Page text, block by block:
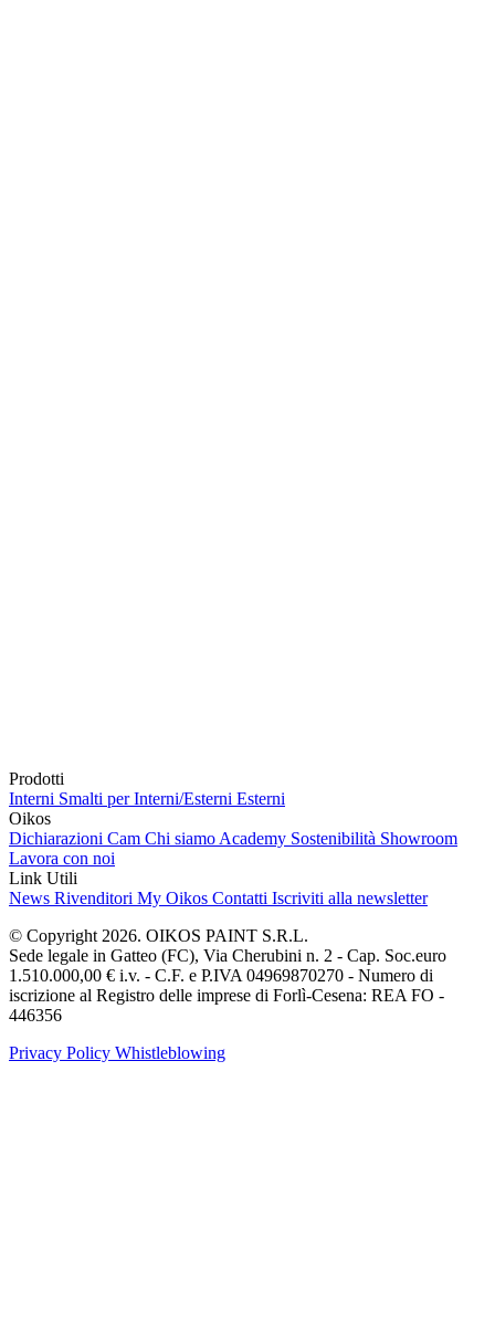
Prodotti
Interni Smalti per Interni/Esterni Esterni
Oikos
Dichiarazioni Cam Chi siamo Academy Sostenibilità Showroom
Lavora con noi
Link Utili
News Rivenditori My Oikos Contatti Iscriviti alla newsletter
© Copyright 2026. OIKOS PAINT S.R.L.
Sede legale in Gatteo (FC), Via Cherubini n. 2 - Cap. Soc.euro
1.510.000,00 € i.v. - C.F. e P.IVA 04969870270 - Numero di
iscrizione al Registro delle imprese di Forlì-Cesena: REA FO -
446356
Privacy Policy Whistleblowing